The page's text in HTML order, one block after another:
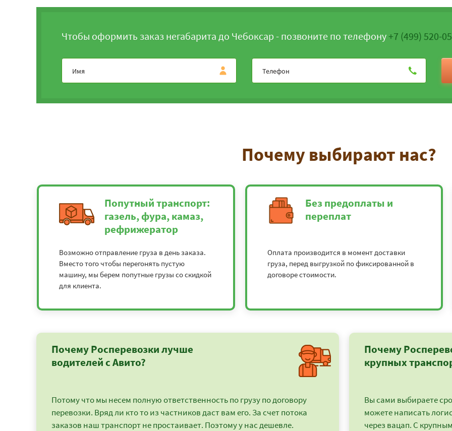
Чтобы оформить заказ негабарита до Чебоксар - позвоните по телефону+7 (499) 520-
Почему выбирают нас?
Попутный транспорт:
газель, фура, камаз,
рефрижератор
Возможно отправление груза в день заказа.
Вместо того чтобы перегонять пустую
машину, мы берем попутные грузы со скидкой
для клиента.
Без предоплаты и
переплат
Оплата производится в момент доставки
груза, перед выгрузкой по фиксированной в
договоре стоимости.
Почему Росперевозки лучше
водителей с Авито?
Потому что мы несем полную ответственность по грузу по договору
перевозки. Вряд ли кто то из частников даст вам его. За счет потока
заказов наш транспорт не простаивает. Поэтому у нас дешевле.
Почему
крупных
Вы сами выбираете
можете написать
через вацап. С